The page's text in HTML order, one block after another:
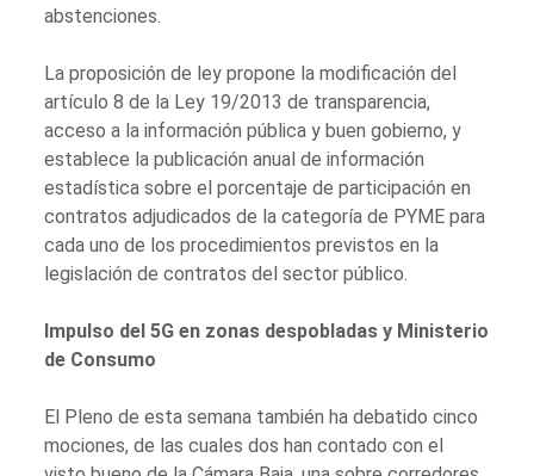
abstenciones.
La proposición de ley propone la modificación del
artículo 8 de la Ley 19/2013 de transparencia,
acceso a la información pública y buen gobierno, y
establece la publicación anual de información
estadística sobre el porcentaje de participación en
contratos adjudicados de la categoría de PYME para
cada uno de los procedimientos previstos en la
legislación de contratos del sector público.
Impulso del 5G en zonas despobladas y Ministerio
de Consumo
El Pleno de esta semana también ha debatido cinco
mociones, de las cuales dos han contado con el